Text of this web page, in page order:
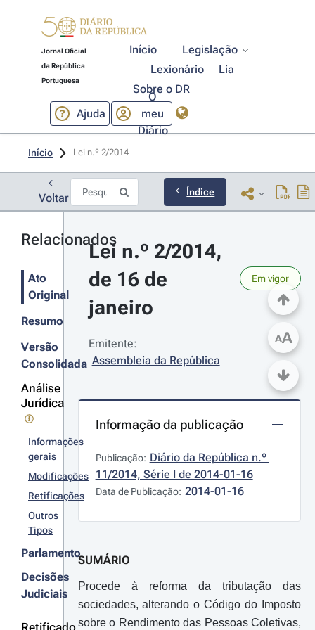
Jornal Oficial
da República
Portuguesa
Início
Legislação
Lexionário
Lia
Sobre o DR
Ajuda
O
meu
Diário
Início Lei n.º 2/2014
Voltar Índice
Relacionados
Ato
Original
Resumo
Versão
Consolidada
Análise
Jurídica
Informações
gerais
Modificações
Retificações
Outros
Tipos
Parlamento
Decisões
Judiciais
Retificado
Lei n.º 2/2014,
de 16 de
janeiro
Em vigor
Emitente:
Assembleia da República
Informação da publicação
Publicação: Diário da República n.º
11/2014, Série I de 2014-01-16
Data de Publicação: 2014-01-16
SUMÁRIO
Procede à reforma da tributação das
sociedades, alterando o Código do Imposto
sobre o Rendimento das Pessoas Coletivas,
AA